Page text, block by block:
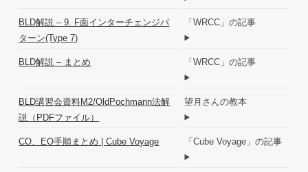
BLD解説 – 9. F面インターチェンジパ
ターン(Type 7)
「WRCC」の記事
BLD解説 – まとめ 「WRCC」の記事
BLD講習会資料M2/OldPochmann法解
説（PDFファイル）
望月さんの教本
CO、EO手順まとめ | Cube Voyage 「Cube Voyage」の記事